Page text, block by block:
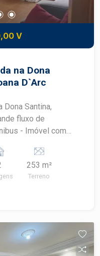
V
na Dona
D`Arc
Dona Santina,
fluxo de
- Imóvel com
sendo a
ampla e cozinha,
coberta - A casa
253 m²
Terreno